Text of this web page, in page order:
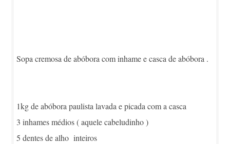
Sopa cremosa de abóbora com inhame e casca de abóbora .
1kg de abóbora paulista lavada e picada com a casca
3 inhames médios ( aquele cabeludinho )
5 dentes de alho inteiros